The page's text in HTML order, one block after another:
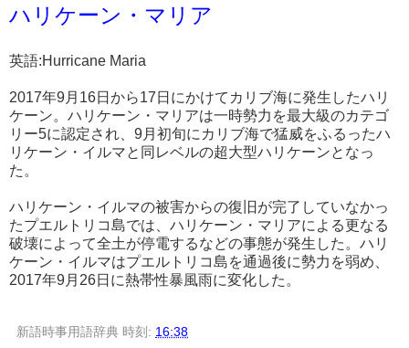
ハリケーン・マリア
英語:Hurricane Maria
2017年9月16日から17日にかけてカリブ海に発生したハリ
ケーン。ハリケーン・マリアは一時勢力を最大級のカテゴ
リー5に認定され、9月初旬にカリブ海で猛威をふるったハ
リケーン・イルマと同レベルの超大型ハリケーンとなっ
た。
ハリケーン・イルマの被害からの復旧が完了していなかっ
たプエルトリコ島では、ハリケーン・マリアによる更なる
破壊によって全土が停電するなどの事態が発生した。ハリ
ケーン・イルマはプエルトリコ島を通過後に勢力を弱め、
2017年9月26日に熱帯性暴風雨に変化した。
新語時事用語辞典 時刻: 16:38